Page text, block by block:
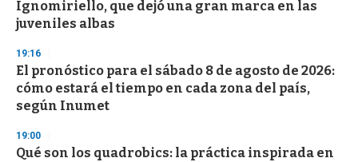
Ignomiriello, que dejó una gran marca en las
juveniles albas
19:16
El pronóstico para el sábado 8 de agosto de 2026:
cómo estará el tiempo en cada zona del país,
según Inumet
19:00
Qué son los quadrobics: la práctica inspirada en